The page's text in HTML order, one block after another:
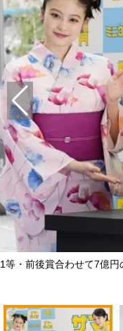
1等・前後賞合わせて7億円